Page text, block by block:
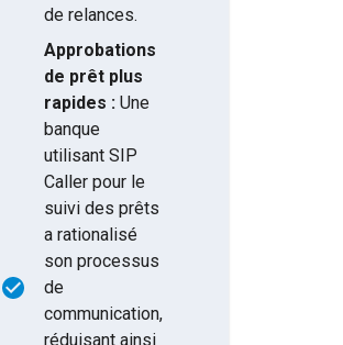
de relances.
Approbations
de prêt plus
rapides : Une
banque
utilisant SIP
Caller pour le
suivi des prêts
a rationalisé
son processus
de
communication,
réduisant ainsi